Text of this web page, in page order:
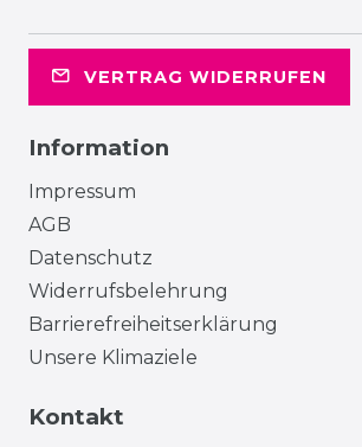
VERTRAG WIDERRUFEN
Information
Impressum
AGB
Datenschutz
Widerrufsbelehrung
Barrierefreiheitserklärung
Unsere Klimaziele
Kontakt